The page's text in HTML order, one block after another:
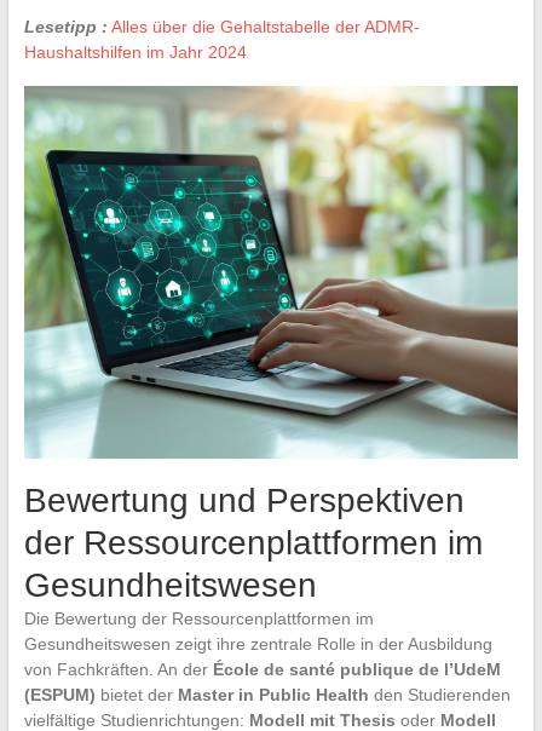
Lesetipp : Alles über die Gehaltstabelle der ADMR-
Haushaltshilfen im Jahr 2024
Bewertung und Perspektiven
der Ressourcenplattformen im
Gesundheitswesen
Die Bewertung der Ressourcenplattformen im
Gesundheitswesen zeigt ihre zentrale Rolle in der Ausbildung
von Fachkräften. An der École de santé publique de l’UdeM
(ESPUM) bietet der Master in Public Health den Studierenden
vielfältige Studienrichtungen: Modell mit Thesis oder Modell